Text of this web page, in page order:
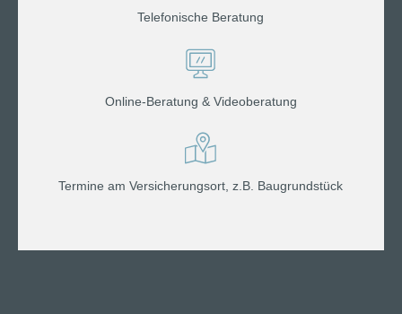
Telefonische Beratung
Online-Beratung & Videoberatung
Termine am Versicherungsort, z.B. Baugrundstück